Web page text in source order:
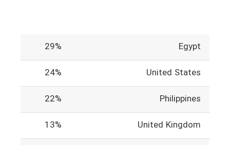
Egypt
29%
United States
24%
Philippines
22%
United Kingdom
13%